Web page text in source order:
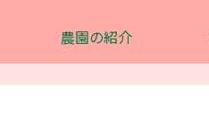
農園の紹介